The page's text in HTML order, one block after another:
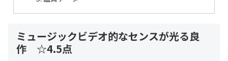
ミュージックビデオ的なセンスが光る良
作 ☆4.5点